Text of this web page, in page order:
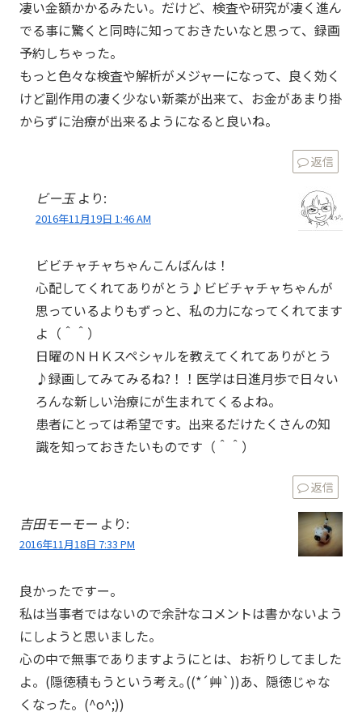
凄い金額かかるみたい。だけど、検査や研究が凄く進ん
でる事に驚くと同時に知っておきたいなと思って、録画
予約しちゃった。
もっと色々な検査や解析がメジャーになって、良く効く
けど副作用の凄く少ない新薬が出来て、お金があまり掛
からずに治療が出来るようになると良いね。
返信
ビー玉 より:
2016年11月19日 1:46 AM
ビビチャチャちゃんこんばんは！
心配してくれてありがとう♪ビビチャチャちゃんが
思っているよりもずっと、私の力になってくれてます
よ（＾＾）
日曜のＮＨＫスペシャルを教えてくれてありがとう
♪録画してみてみるね?！！医学は日進月歩で日々い
ろんな新しい治療にが生まれてくるよね。
患者にとっては希望です。出来るだけたくさんの知
識を知っておきたいものです（＾＾）
返信
吉田モーモー より:
2016年11月18日 7:33 PM
良かったですー。
私は当事者ではないので余計なコメントは書かないよう
にしようと思いました。
心の中で無事でありますようにとは、お祈りしてました
よ。(隠徳積もうという考え｡((*´艸`))あ、隠徳じゃな
くなった。(^o^;))